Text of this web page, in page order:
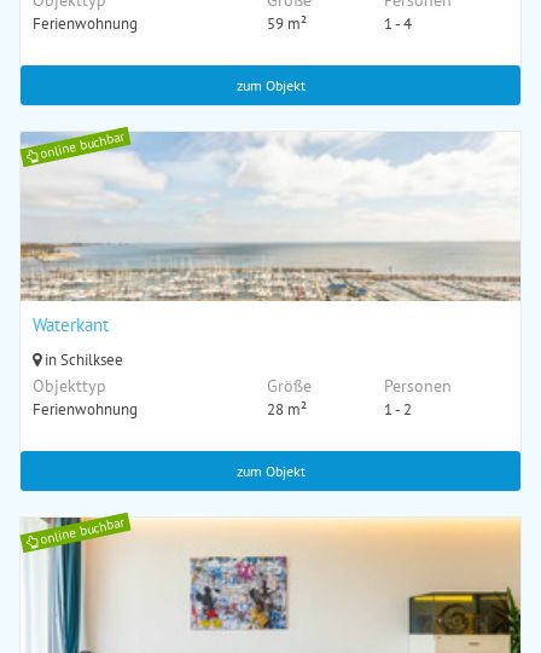
Ferienwohnung 59 m² 1 - 4
zum Objekt
online buchbar
Waterkant
in Schilksee
Objekttyp
Ferienwohnung
Größe
28 m²
Personen
1 - 2
zum Objekt
online buchbar